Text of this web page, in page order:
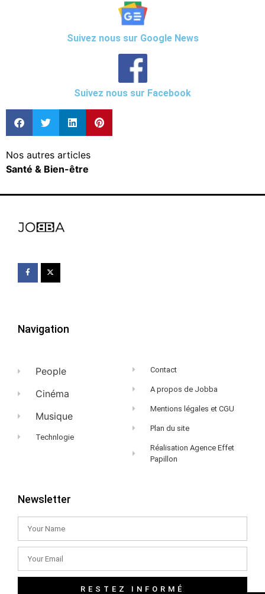
Suivez nous sur Google News
Suivez nous sur Facebook
Nos autres articles
Santé & Bien-être
Navigation
People
Cinéma
Musique
Technlogie
Contact
A propos de Jobba
Mentions légales et CGU
Plan du site
Réalisation Agence Effet
Papillon
Newsletter
RESTEZ INFORMÉ